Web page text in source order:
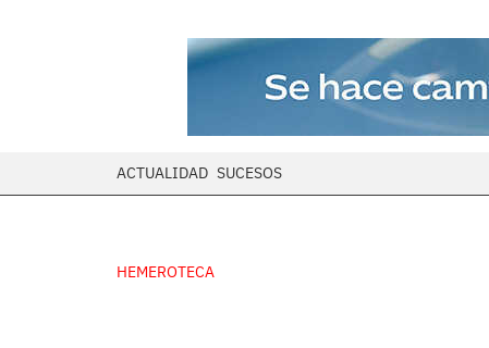
ACTUALIDAD SUCESOS
HEMEROTECA